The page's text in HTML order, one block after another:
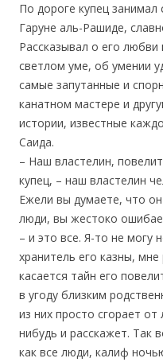
По дороге купец занимал
Гаруне аль-Рашиде,
Рассказывал о его любви
светлом уме, об умении
самые запутанные и
канатном мастере и
истории, известные
Саида.
– Наш властелин,
купец, – наш властелин
Ежели вы думаете, что
люди, вы жестоко
– и это все. Я-то не могу
хранитель его казны,
касается тайн его
в угоду близким
из них просто сгорает
нибудь и расскажет. Так
как все люди, калиф